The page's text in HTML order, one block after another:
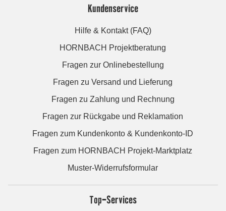
Kundenservice
Hilfe & Kontakt (FAQ)
HORNBACH Projektberatung
Fragen zur Onlinebestellung
Fragen zu Versand und Lieferung
Fragen zu Zahlung und Rechnung
Fragen zur Rückgabe und Reklamation
Fragen zum Kundenkonto & Kundenkonto-ID
Fragen zum HORNBACH Projekt-Marktplatz
Muster-Widerrufsformular
Top-Services